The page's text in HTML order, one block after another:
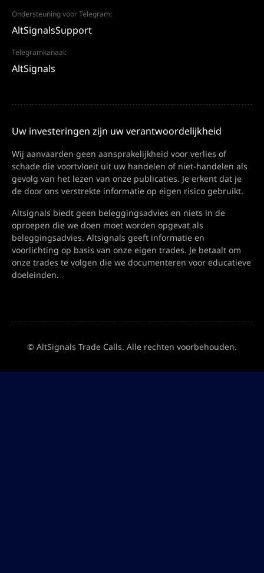
Ondersteuning voor Telegram:
AltSignalsSupport
Telegramkanaal:
AltSignals
Uw investeringen zijn uw verantwoordelijkheid
Wij aanvaarden geen aansprakelijkheid voor verlies of
schade die voortvloeit uit uw handelen of niet-handelen als
gevolg van het lezen van onze publicaties. Je erkent dat je
de door ons verstrekte informatie op eigen risico gebruikt.
Altsignals biedt geen beleggingsadvies en niets in de
oproepen die we doen moet worden opgevat als
beleggingsadvies. Altsignals geeft informatie en
voorlichting op basis van onze eigen trades. Je betaalt om
onze trades te volgen die we documenteren voor educatieve
doeleinden.
© AltSignals Trade Calls. Alle rechten voorbehouden.